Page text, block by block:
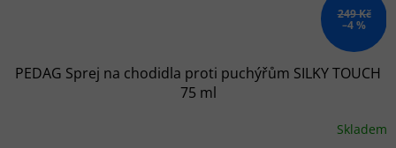
249 Kč
–4 %
PEDAG Sprej na chodidla proti puchýřům SILKY TOUCH
75 ml
Skladem